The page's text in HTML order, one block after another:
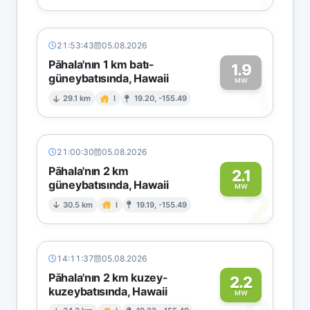
21:53:43 05.08.2026
Pāhala'nın 1 km batı-
güneybatısında, Hawaii
29.1 km I 19.20, -155.49
1.9
MW1
21:00:30 05.08.2026
Pāhala'nın 2 km
güneybatısında, Hawaii
30.5 km I 19.19, -155.49
2.1
MW2
14:11:37 05.08.2026
Pāhala'nın 2 km kuzey-
kuzeybatısında, Hawaii
2.2
MW